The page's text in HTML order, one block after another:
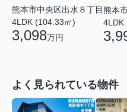
熊本市中央区出水８丁目
4LDK (104.33㎡)
3,098万円
熊本
4LDK
よく見られている物件